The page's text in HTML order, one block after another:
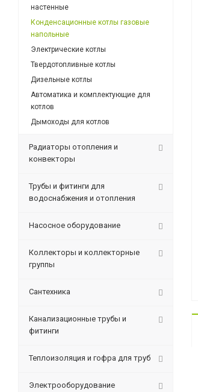
настенные
Конденсационные котлы газовые
напольные
Электрические котлы
Твердотопливные котлы
Дизельные котлы
Автоматика и комплектующие для
котлов
Дымоходы для котлов
Радиаторы отопления и
конвекторы
Трубы и фитинги для
водоснабжения и отопления
Насосное оборудование
Коллекторы и коллекторные
группы
Сантехника
Канализационные трубы и
фитинги
Теплоизоляция и гофра для труб
Электрооборудование